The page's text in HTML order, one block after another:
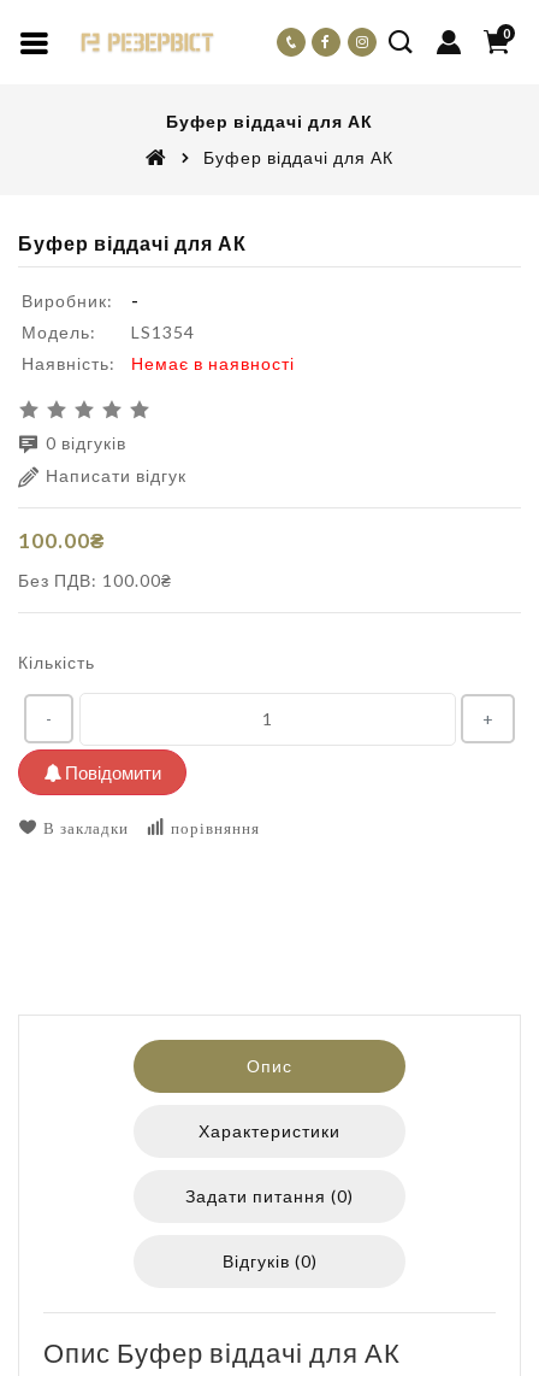
0
Буфер віддачі для АК
Буфер віддачі для АК
Буфер віддачі для АК
Виробник:
-
Модель:
LS1354
Наявність:
Немає в наявності
0 відгуків
Написати відгук
100.00₴
Без ПДВ: 100.00₴
Кількість
- +
Повідомити
В закладки порівняння
Опис
Характеристики
Задати питання (0)
Відгуків (0)
Опис Буфер віддачі для АК